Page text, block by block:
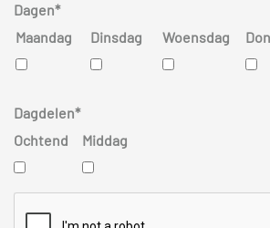
Dagen*
Maandag
Dinsdag Woensdag
Dagdelen*
Ochtend
Middag